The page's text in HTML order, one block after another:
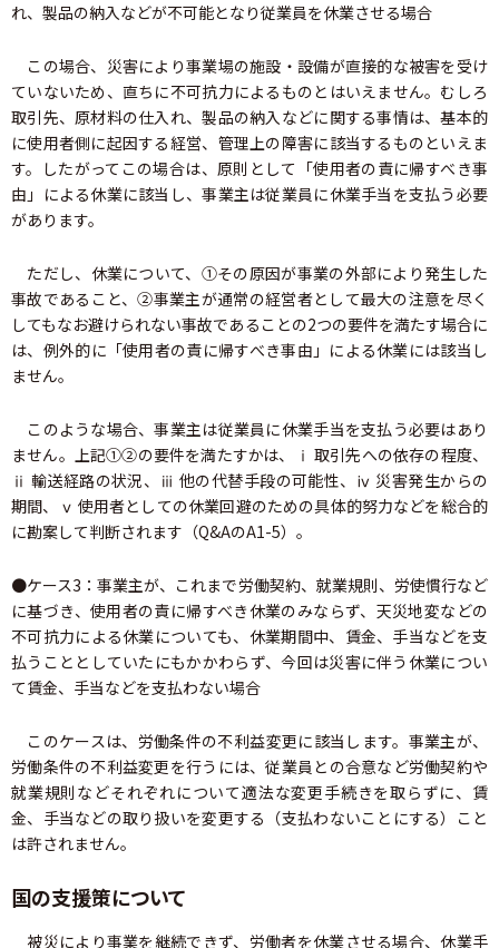
れ、製品の納入などが不可能となり従業員を休業させる場合
この場合、災害により事業場の施設・設備が直接的な被害を受け
ていないため、直ちに不可抗力によるものとはいえません。むしろ
取引先、原材料の仕入れ、製品の納入などに関する事情は、基本的
に使用者側に起因する経営、管理上の障害に該当するものといえま
す。したがってこの場合は、原則として「使用者の責に帰すべき事
由」による休業に該当し、事業主は従業員に休業手当を支払う必要
があります。
ただし、休業について、①その原因が事業の外部により発生した
事故であること、②事業主が通常の経営者として最大の注意を尽く
してもなお避けられない事故であることの2つの要件を満たす場合に
は、例外的に「使用者の責に帰すべき事由」による休業には該当し
ません。
このような場合、事業主は従業員に休業手当を支払う必要はあり
ません。上記①②の要件を満たすかは、ⅰ 取引先への依存の程度、
ⅱ 輸送経路の状況、ⅲ 他の代替手段の可能性、ⅳ 災害発生からの
期間、ⅴ 使用者としての休業回避のための具体的努力などを総合的
に勘案して判断されます（Q&AのA1-5）。
●ケース3：事業主が、これまで労働契約、就業規則、労使慣行など
に基づき、使用者の責に帰すべき休業のみならず、天災地変などの
不可抗力による休業についても、休業期間中、賃金、手当などを支
払うこととしていたにもかかわらず、今回は災害に伴う休業につい
て賃金、手当などを支払わない場合
このケースは、労働条件の不利益変更に該当します。事業主が、
労働条件の不利益変更を行うには、従業員との合意など労働契約や
就業規則などそれぞれについて適法な変更手続きを取らずに、賃
金、手当などの取り扱いを変更する（支払わないことにする）こと
は許されません。
国の支援策について
被災により事業を継続できず、労働者を休業させる場合、休業手